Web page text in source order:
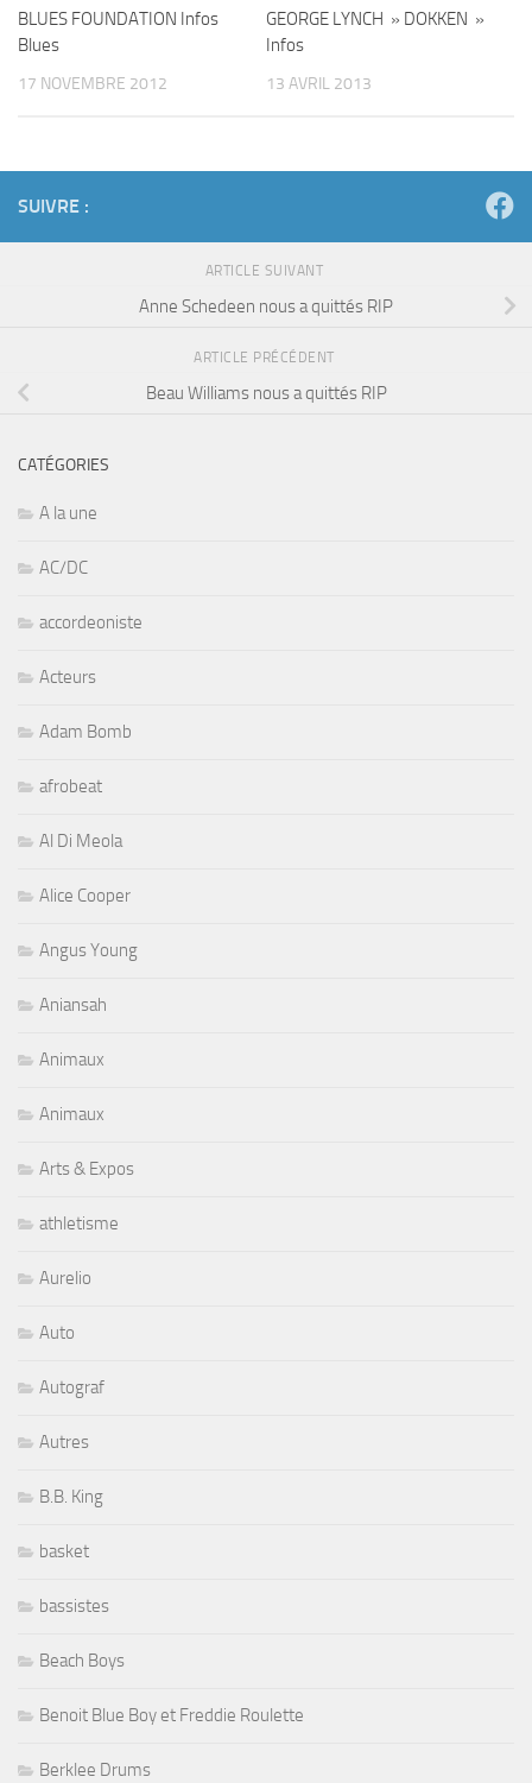
BLUES FOUNDATION Infos
Blues
17 NOVEMBRE 2012
GEORGE LYNCH » DOKKEN »
Infos
13 AVRIL 2013
SUIVRE :
ARTICLE SUIVANT
Anne Schedeen nous a quittés RIP
ARTICLE PRÉCÉDENT
Beau Williams nous a quittés RIP
CATÉGORIES
A la une
AC/DC
accordeoniste
Acteurs
Adam Bomb
afrobeat
Al Di Meola
Alice Cooper
Angus Young
Aniansah
Animaux
Animaux
Arts & Expos
athletisme
Aurelio
Auto
Autograf
Autres
B.B. King
basket
bassistes
Beach Boys
Benoit Blue Boy et Freddie Roulette
Berklee Drums